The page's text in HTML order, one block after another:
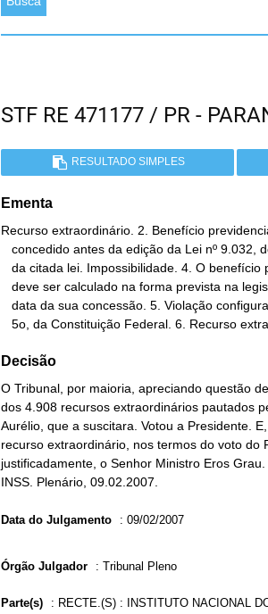
STF RE 471177 / PR -
RESULTADO SIMPLES
Ementa
Recurso extraordinário. 2. Benefício
5o, da Constituição Federal. 6. Recurso
Decisão
O Tribunal, por maioria, apreciando questão
dos 4.908 recursos extraordinários pautados
Aurélio, que a suscitara. Votou a Presidente.
recurso extraordinário, nos termos do voto do
justificadamente, o Senhor Ministro Eros
INSS. Plenário, 09.02.2007.
Data do Julgamento : 09/02/2007
Órgão Julgador : Tribunal Pleno
Parte(s) : RECTE.(S) : INSTITUTO NACIONAL